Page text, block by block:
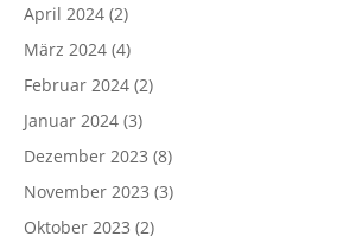
April 2024 (2)
März 2024 (4)
Februar 2024 (2)
Januar 2024 (3)
Dezember 2023 (8)
November 2023 (3)
Oktober 2023 (2)